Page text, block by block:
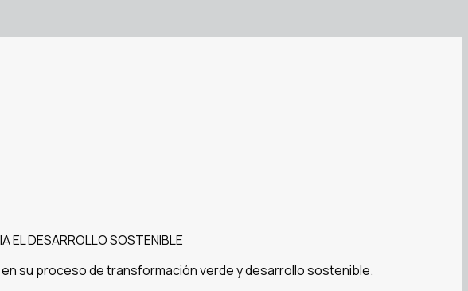
EL DESARROLLO SOSTENIBLE
en su proceso de transformación verde y desarrollo sostenible.